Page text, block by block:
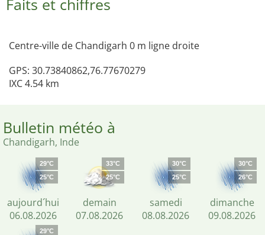
Faits et chiffres
Centre-ville de Chandigarh 0 m ligne droite
GPS: 30.73840862,76.77670279
IXC 4.54 km
Bulletin météo à
Chandigarh, Inde
29°C
25°C
aujourd´hui
06.08.2026
33°C
25°C
demain
07.08.2026
30°C
25°C
samedi
08.08.2026
30°C
26°C
dimanche
09.08.2026
29°C